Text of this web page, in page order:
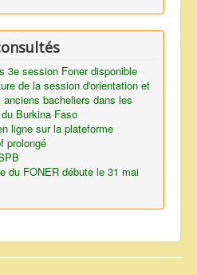
3e session Foner disponible
de la session d'orientation et
bacheliers dans les
Burkina Faso
ligne sur la plateforme
prolongé
du FONER débute le 31 mai